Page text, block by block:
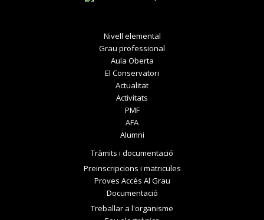
Nivell elemental
Grau professional
Aula Oberta
El Conservatori
Actualitat
Activitats
PMF
AFA
Alumni
Tràmits i documentació
Preinscripcions i matricules
Proves Accés Al Grau
Documentació
Treballar a l'organisme